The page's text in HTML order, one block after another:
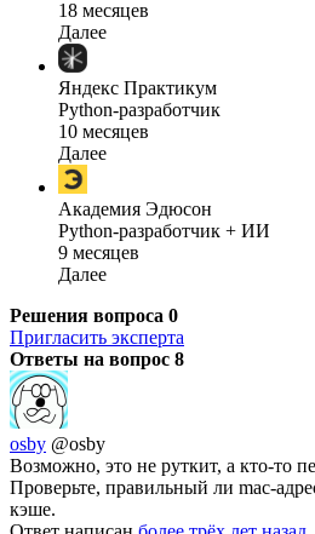
18 месяцев
Далее
Яндекс Практикум
Python-разработчик
10 месяцев
Далее
Академия Эдюсон
Python-разработчик + ИИ
9 месяцев
Далее
Решения вопроса 0
Пригласить эксперта
Ответы на вопрос 8
osby @osby
Возможно, это не руткит, а кто-то
Проверьте, правильный ли mac-
кэше.